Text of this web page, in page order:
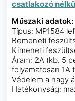
csatlakozó
Műszaki adatok:
Típus: MP1584
Bemeneti
Kimeneti
Áram: 2A (kb. 5
folyamatosan 1A
Védelem a nagy
Hatékonyság: